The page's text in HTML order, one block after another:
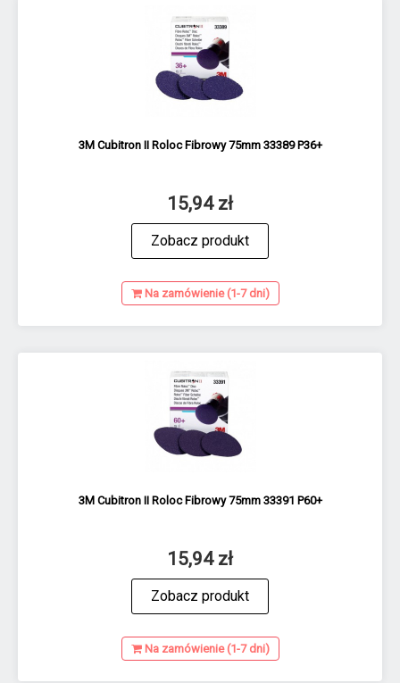
3M Cubitron II Roloc Fibrowy 75mm 33389 P36+
15,94 zł
Zobacz produkt
Na zamówienie (1-7 dni)
3M Cubitron II Roloc Fibrowy 75mm 33391 P60+
15,94 zł
Zobacz produkt
Na zamówienie (1-7 dni)